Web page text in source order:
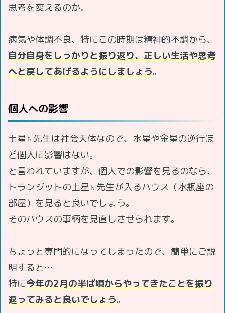
思考を変えるのか。
病気や体調不良、特にこの時期は精神的不調から、
自分自身をしっかりと振り返り、正しい生活や思考
へと戻してあげるようにしましょう。
個人への影響
土星♄先生は社会天体なので、水星や金星の逆行ほ
ど個人に影響はない。
と言われていますが、個人での影響を見るのなら、
トランジットの土星♄先生が入るハウス（水瓶座の
部屋）を見ると良いでしょう。
そのハウスの事柄を見直しさせられます。
ちょっと専門的になってしまったので、簡単にご説
明すると…
特に今年の2月の半ば頃からやってきたことを振り
返ってみると良いでしょう。